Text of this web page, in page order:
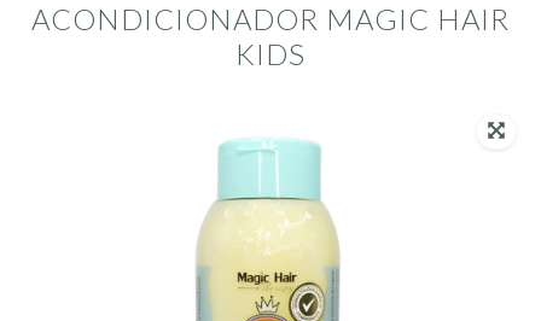
ACONDICIONADOR MAGIC HAIR
KIDS